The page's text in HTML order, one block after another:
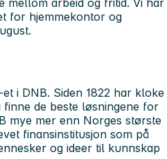
mellom arbeid og fritid. Vi har
for hjemmekontor og
i DNB. Siden 1822 har kloke
de beste løsningene for
mye mer enn Norges største
finansinstitusjon som på
og ideer til kunnskap